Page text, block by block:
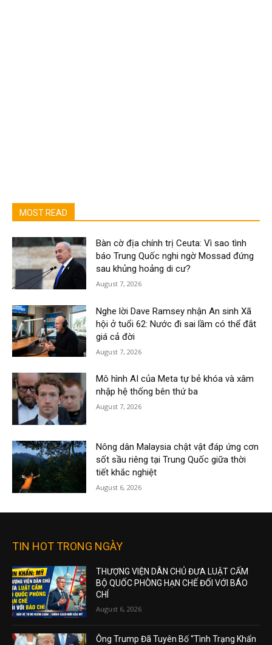
MOST READ
Bàn cờ địa chính trị Ceuta: Vì sao tình
báo Trung Quốc nghi ngờ Mossad đứng
sau khủng hoảng di cư?
August 7, 2026
Nghe lời Dave Ramsey nhận An sinh Xã
hội ở tuổi 62: Nước đi sai lầm có thể đắt
giá cả đời
August 7, 2026
Mô hình AI của Meta tự bẻ khóa và xâm
nhập hệ thống bên thứ ba
August 7, 2026
Nông dân Malaysia chật vật đáp ứng cơn
sốt sầu riêng tại Trung Quốc giữa thời
tiết khắc nghiệt
August 6, 2026
TIN HOT TRONG NGÀY
THƯỢNG VIỆN DÂN CHỦ ĐƯA LUẬT CẤM
BỘ QUỐC PHÒNG HẠN CHẾ ĐỐI VỚI BÁO
CHÍ
August 6, 2026
Ông Trump Đã Tuyên Bố “Tình Trạng Khẩn